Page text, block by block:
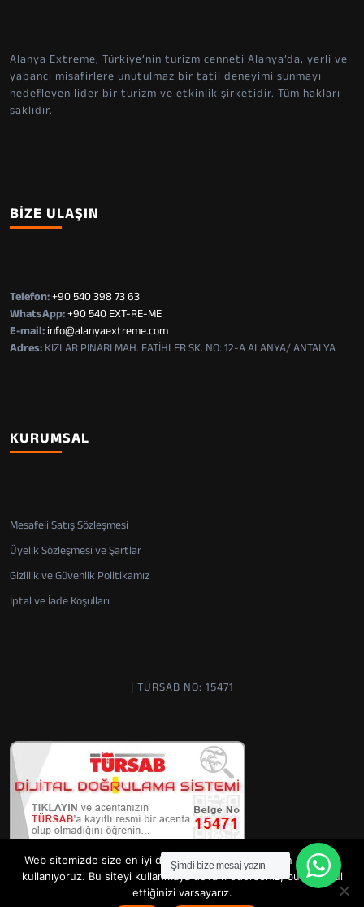
Alanya Extreme, Türkiye’nin turizm cenneti Alanya’da, yerli ve
yabancı misafirlere unutulmaz bir tatil deneyimi sunmayı
hedefleyen lider bir turizm ve etkinlik şirketidir. Tüm hakları
saklıdır.
BIZE ULAŞIN
Telefon:+90 540 398 73 63
WhatsApp:+90 540 EXT-RE-ME
E-mail: info@alanyaextreme.com
Adres: KIZLAR PINARI MAH. FATİHLER SK. NO: 12-A ALANYA/ ANTALYA
KURUMSAL
Mesafeli Satış Sözleşmesi
Üyelik Sözleşmesi ve Şartlar
Gizlilik ve Güvenlik Politikamız
İptal ve İade Koşulları
| TÜRSAB NO: 15471
Alanya Extreme ©2026 | Designed by
Şimdi bize mesaj yazın
Web sitemizde size en iyi deneyimi sunabilmemiz için çerezleri
kullanıyoruz. Bu siteyi kullanmaya devam ederseniz, bunu kabul
ettiğinizi varsayarız.